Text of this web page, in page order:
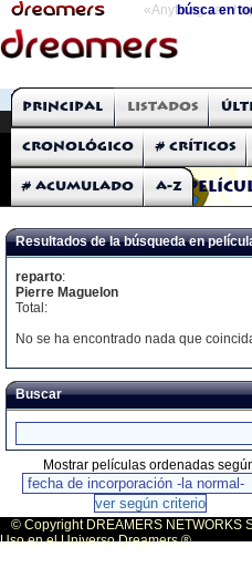
«Anything can
búsca en
THE DREAMERS
Críticas: Películas
Principal Listados
Cronológico # Críticos
# Acumulado A-Z
Resultados de la búsqueda en
reparto:
Pierre Maguelon
Total:
No se ha encontrado nada que
Buscar
Mostrar películas ordenadas
© Copyright DREAMERS NETWORKS
Uso en el Universo Dreamers ®